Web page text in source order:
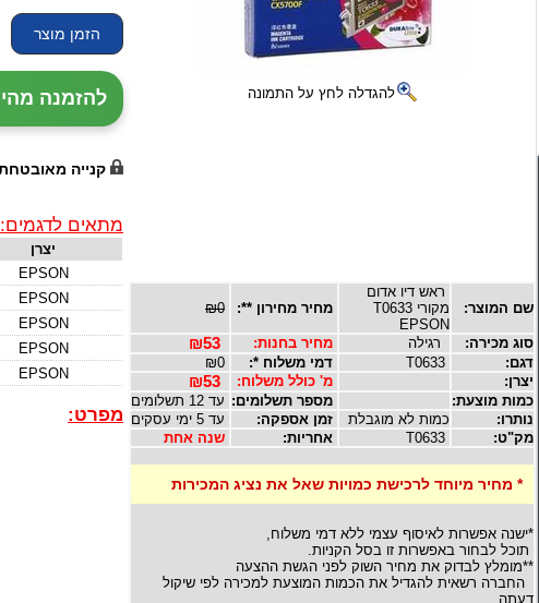
להגדלה לחץ על התמונה
שם המוצר:
ראש דיו אדום
מקורי T0633
EPSON
מחיר מחירון **: ₪0
סוג מכירה: רגילה מחיר בחנות:
דגם: דמי משלוח *:
יצרן:
מ' כולל משלוח:
כמות מוצעת: מספר תשלומים: עד 12 תשלומים
נותרו:
כמות לא מוגבלת זמן אספקה:
עד 5 ימי עסקים
מק"ט:
אחריות: שנה אחת
* מחיר מיוחד לרכישת כמויות שאל את נציג המכירות
*ישנה אפשרות לאיסוף עצמי ללא דמי משלוח,
תוכל לבחור באפשרות זו בסל הקניות.
**מומלץ לבדוק את מחיר השוק לפני הגשת ההצעה
החברה רשאית להגדיל את הכמות המוצעת למכירה לפי שיקול
דעתה
להזמנה מהירה
קנייה
מתאים לדגמים:
יצרן
EPSON
EPSON
EPSON
EPSON
EPSON
מפרט: